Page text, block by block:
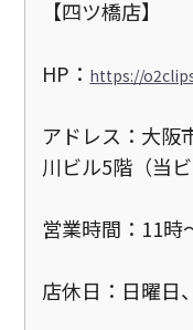
【四ツ橋店】
HP： https://
アドレス：大
川ビル5階（当
営業時間：11時
店休日：日曜日